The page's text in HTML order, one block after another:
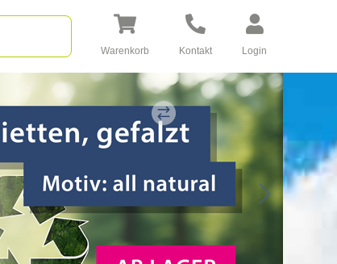
Warenkorb Kontakt Login
Go to Next